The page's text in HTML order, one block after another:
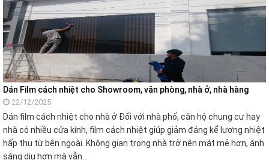
Dán Film cách nhiệt cho Showroom, văn phòng, nhà ở, nhà hàng
22/12/2025
Dán film cách nhiệt cho nhà ở Đối với nhà phố, căn hộ chung cư hay
nhà có nhiều cửa kính, film cách nhiệt giúp giảm đáng kể lượng nhiệt
hấp thụ từ bên ngoài. Không gian trong nhà trở nên mát mẻ hơn, ánh
sáng dịu hơn mà vẫn…